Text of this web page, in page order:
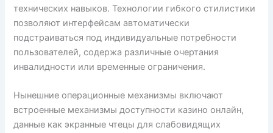
технических навыков. Технологии гибкого стилистики
позволяют интерфейсам автоматически
подстраиваться под индивидуальные потребности
пользователей, содержа различные очертания
инвалидности или временные ограничения.
Нынешние операционные механизмы включают
встроенные механизмы доступности казино онлайн,
данные как экранные чтецы для слабовидящих